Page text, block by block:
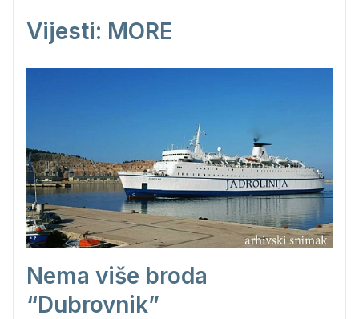
Vijesti: MORE
Nema više broda
“Dubrovnik”